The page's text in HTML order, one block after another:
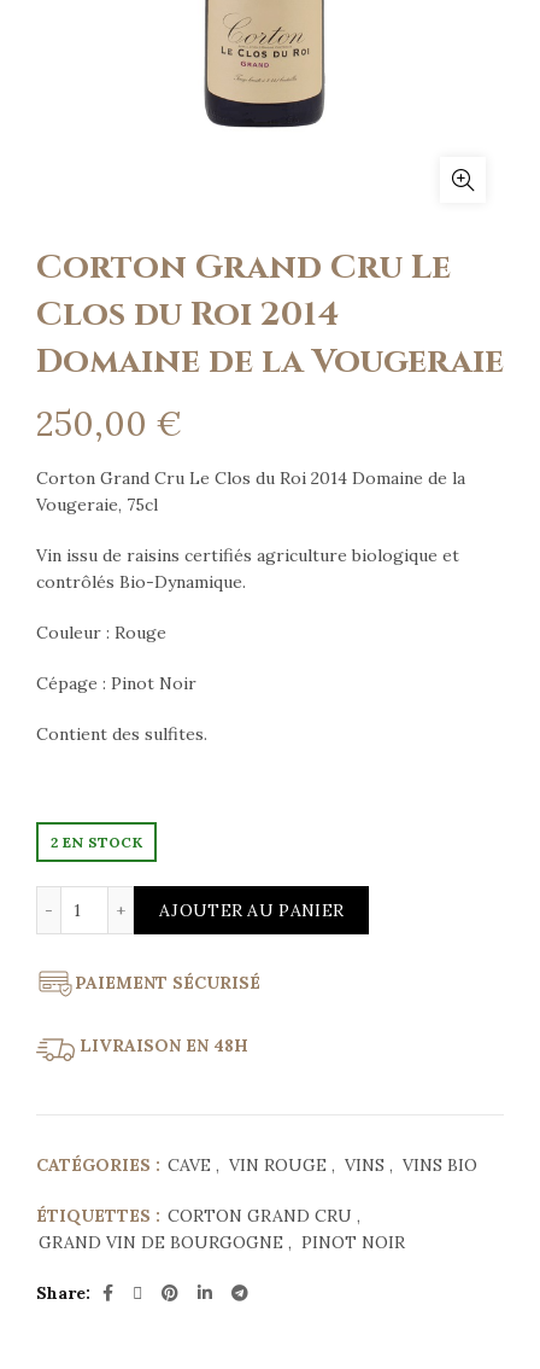
Corton Grand Cru Le
Clos du Roi 2014
Domaine de la Vougeraie
250,00 €
Corton Grand Cru Le Clos du Roi 2014 Domaine de la
Vougeraie, 75cl
Vin issu de raisins certifiés agriculture biologique et
contrôlés Bio-Dynamique.
Couleur : Rouge
Cépage : Pinot Noir
Contient des sulfites.
2 EN STOCK
AJOUTER AU PANIER
PAIEMENT SÉCURISÉ
LIVRAISON EN 48H
CATÉGORIES : CAVE , VIN ROUGE , VINS , VINS BIO
ÉTIQUETTES : CORTON GRAND CRU ,
GRAND VIN DE BOURGOGNE , PINOT NOIR
Share